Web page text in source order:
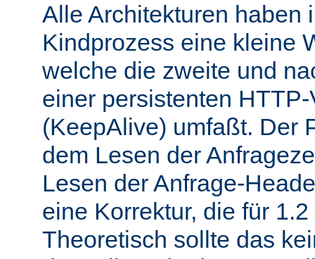
Alle Architekturen haben
Kindprozess eine kleine
welche die zweite und
einer persistenten
(KeepAlive) umfaßt. Der
dem Lesen der
Lesen der Anfrage-
eine Korrektur, die für
Theoretisch sollte das